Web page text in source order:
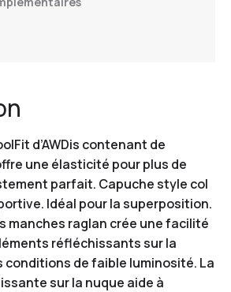
d’AWDis contenant de
une élasticité pour plus de
parfait. Capuche style col
Idéal pour la superposition.
manches raglan crée une facilité
réfléchissants sur la
conditions de faible luminosité. La
sur la nuque aide à